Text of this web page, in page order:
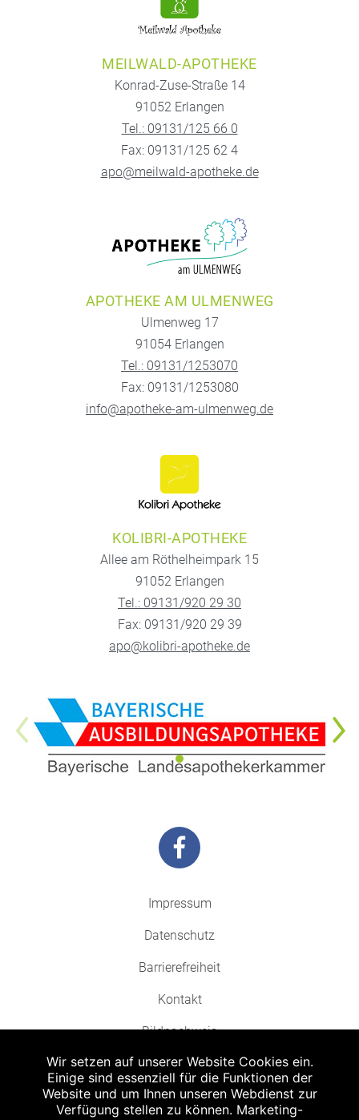
MEILWALD-APOTHEKE
Konrad-Zuse-Straße 14
91052 Erlangen
Tel.: 09131/125 66 0
Fax: 09131/125 62 4
apo@meilwald-apotheke.de
APOTHEKE AM ULMENWEG
Ulmenweg 17
91054 Erlangen
Tel.: 09131/1253070
Fax: 09131/1253080
info@apotheke-am-ulmenweg.de
KOLIBRI-APOTHEKE
Allee am Röthelheimpark 15
91052 Erlangen
Tel.: 09131/920 29 30
Fax: 09131/920 29 39
apo@kolibri-apotheke.de
Impressum
Datenschutz
Barrierefreiheit
Kontakt
Bildnachweis
Wir setzen auf unserer Website Cookies ein.
Einige sind essenziell für die Funktionen der
Website und um Ihnen unseren Webdienst zur
Verfügung stellen zu können. Marketing-